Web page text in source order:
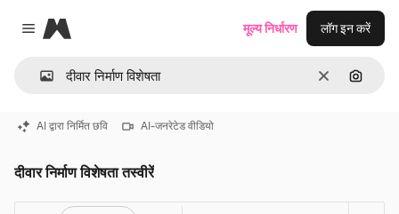
Close menu
Magnific
साफ़ इमेज से
मूल्य निर्धारण लॉग इन करें
AI द्वारा निर्मित छवि AI-जनरेटेड वीडियो
दीवार निर्माण विशेषता तस्वीरें